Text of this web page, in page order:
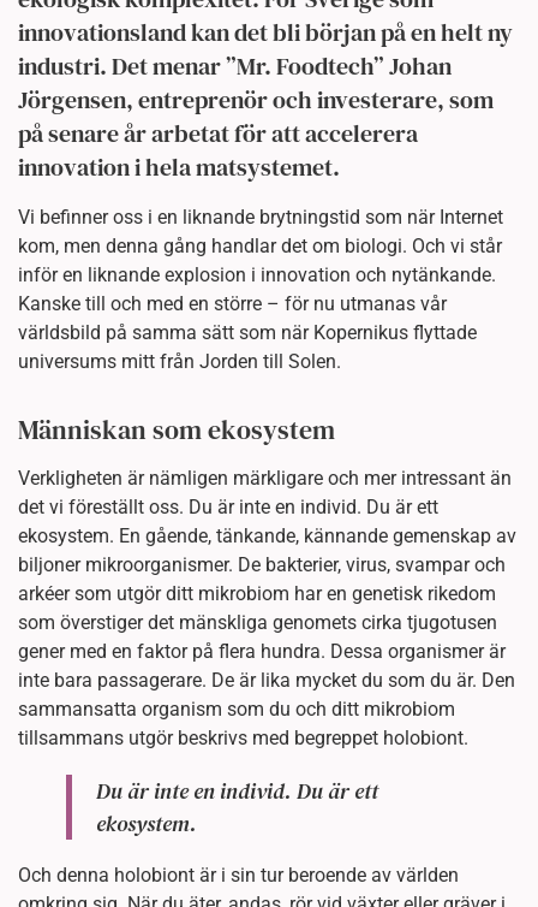
innovationsland kan det bli början på en helt ny
industri. Det menar ”Mr. Foodtech” Johan
Jörgensen, entreprenör och investerare, som
på senare år arbetat för att accelerera
innovation i hela matsystemet.
Vi befinner oss i en liknande brytningstid som när Internet
kom, men denna gång handlar det om biologi. Och vi står
inför en liknande explosion i innovation och nytänkande.
Kanske till och med en större – för nu utmanas vår
världsbild på samma sätt som när Kopernikus flyttade
universums mitt från Jorden till Solen.
Människan som ekosystem
Verkligheten är nämligen märkligare och mer intressant än
det vi föreställt oss. Du är inte en individ. Du är ett
ekosystem. En gående, tänkande, kännande gemenskap av
biljoner mikroorganismer. De bakterier, virus, svampar och
arkéer som utgör ditt mikrobiom har en genetisk rikedom
som överstiger det mänskliga genomets cirka tjugotusen
gener med en faktor på flera hundra. Dessa organismer är
inte bara passagerare. De är lika mycket du som du är. Den
sammansatta organism som du och ditt mikrobiom
tillsammans utgör beskrivs med begreppet holobiont.
Du är inte en individ. Du är ett
ekosystem.
Och denna holobiont är i sin tur beroende av världen